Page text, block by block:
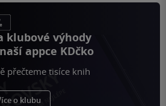
klubové výhody
appce KDčko
přečteme tisíce knih
o klubu